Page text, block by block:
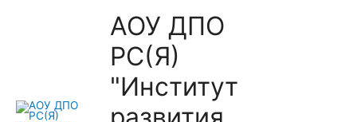
АОУ ДПО
РС(Я)
"Институт